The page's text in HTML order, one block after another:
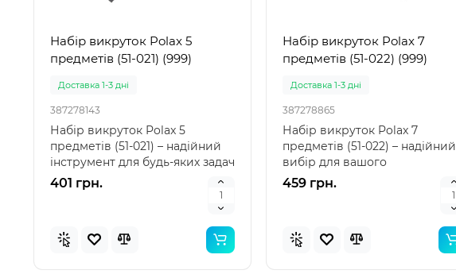
Набір викруток Polax 5
предметів (51-021) (999)
Доставка 1-3 дні
387278143
Набір викруток Polax 5
предметів (51-021) – надійний
інструмент для будь-яких задач
Набір викруток ..
401 грн.
Набір викруток Polax 7
предметів (51-022) (999)
Доставка 1-3 дні
387278865
Набір викруток Polax 7
предметів (51-022) – надійний
вибір для вашого
веломайстерні AQUAPOST
пропону..
459 грн.